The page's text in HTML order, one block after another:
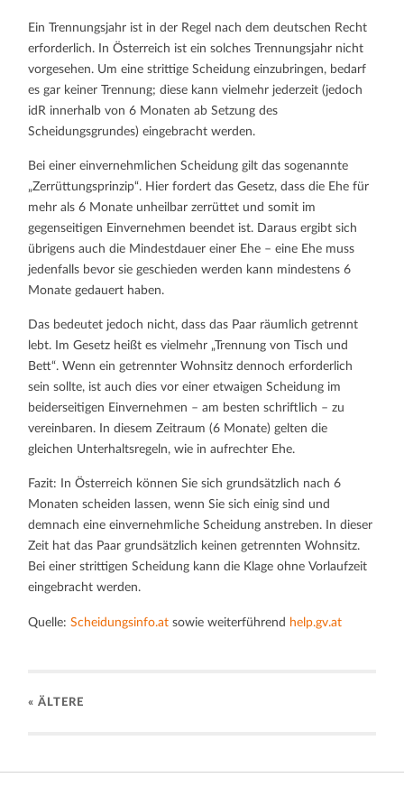
Ein Trennungsjahr ist in der Regel nach dem deutschen Recht
erforderlich. In Österreich ist ein solches Trennungsjahr nicht
vorgesehen. Um eine strittige Scheidung einzubringen, bedarf
es gar keiner Trennung; diese kann vielmehr jederzeit (jedoch
idR innerhalb von 6 Monaten ab Setzung des
Scheidungsgrundes) eingebracht werden.
Bei einer einvernehmlichen Scheidung gilt das sogenannte
„Zerrüttungsprinzip“. Hier fordert das Gesetz, dass die Ehe für
mehr als 6 Monate unheilbar zerrüttet und somit im
gegenseitigen Einvernehmen beendet ist. Daraus ergibt sich
übrigens auch die Mindestdauer einer Ehe – eine Ehe muss
jedenfalls bevor sie geschieden werden kann mindestens 6
Monate gedauert haben.
Das bedeutet jedoch nicht, dass das Paar räumlich getrennt
lebt. Im Gesetz heißt es vielmehr „Trennung von Tisch und
Bett“. Wenn ein getrennter Wohnsitz dennoch erforderlich
sein sollte, ist auch dies vor einer etwaigen Scheidung im
beiderseitigen Einvernehmen – am besten schriftlich – zu
vereinbaren. In diesem Zeitraum (6 Monate) gelten die
gleichen Unterhaltsregeln, wie in aufrechter Ehe.
Fazit: In Österreich können Sie sich grundsätzlich nach 6
Monaten scheiden lassen, wenn Sie sich einig sind und
demnach eine einvernehmliche Scheidung anstreben. In dieser
Zeit hat das Paar grundsätzlich keinen getrennten Wohnsitz.
Bei einer strittigen Scheidung kann die Klage ohne Vorlaufzeit
eingebracht werden.
Quelle:Scheidungsinfo.at sowie weiterführend help.gv.at
« ÄLTERE